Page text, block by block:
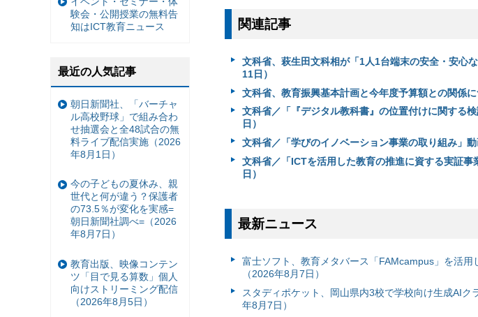
関連記事
文科省、萩生田文科相が「1人1台端末の安全・安心
11日）
文科省、教育振興基本計画と今年度予算額との関係
文科省／「『デジタル教科書』の位置付けに関する
日）
文科省／「学びのイノベーション事業の取り組み」
文科省／「ICTを活用した教育の推進に資する実証
日）
最新ニュース
富⼠ソフト、教育メタバース「FAMcampus」を活
（2026年8月7日）
スタディポケット、岡山県内3校で学校向け生成AI
年8月7日）
験会・公開授業の無料告
知はICT教育ニュース
最近の人気記事
朝日新聞社、「バーチャ
ル高校野球」で組み合わ
せ抽選会と全48試合の無
料ライブ配信実施（2026
年8月1日）
今の子どもの夏休み、親
世代と何が違う？保護者
の73.5％が変化を実感=
朝日新聞社調べ=（2026
年8月7日）
教育出版、映像コンテン
ツ「目で見る算数」個人
向けストリーミング配信
（2026年8月5日）